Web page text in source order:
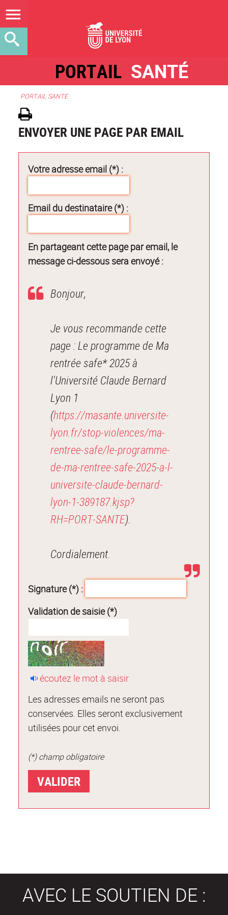
PORTAIL SANTÉ
PORTAIL SANTE
ENVOYER UNE PAGE PAR EMAIL
Votre adresse email (*) :
Email du destinataire (*) :
En partageant cette page par email, le
message ci-dessous sera envoyé :
Bonjour,
Je vous recommande cette
page : Le programme de Ma
rentrée safe* 2025 à
l'Université Claude Bernard
Lyon 1
(https://masante.universite-
lyon.fr/stop-violences/ma-
rentree-safe/le-programme-
de-ma-rentree-safe-2025-a-l-
universite-claude-bernard-
lyon-1-389187.kjsp?
RH=PORT-SANTE).
Cordialement.
Signature (*) :
Validation de saisie (*)
écoutez le mot à saisir
Les adresses emails ne seront pas
conservées. Elles seront exclusivement
utilisées pour cet envoi.
(*) champ obligatoire
AVEC LE SOUTIEN DE :